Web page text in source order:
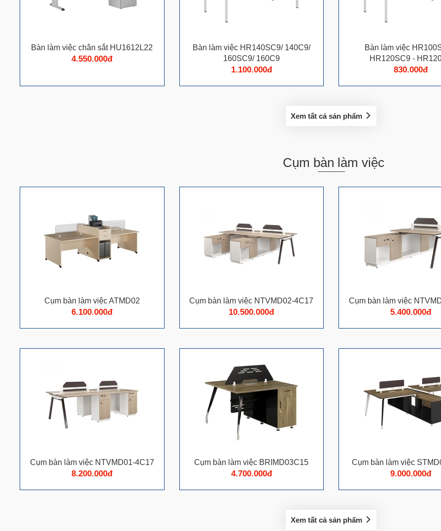
Bàn làm việc chân sắt HU1612L22
4.550.000đ
Bàn làm việc HR140SC9/ 140C9/
160SC9/ 160C9
1.100.000đ
Bàn làm việc
HR120SC9 -
830.000đ
Xem tất cả sản phẩm
Cụm bàn làm việc
Cụm bàn làm việc ATMD02
6.100.000đ
Cụm bàn làm việc NTVMD02-4C17
10.500.000đ
Cụm bàn làm việc
5.400.000đ
Cụm bàn làm việc NTVMD01-4C17
8.200.000đ
Cụm bàn làm việc BRIMD03C15
4.700.000đ
Cụm bàn làm việc
9.000.000đ
Xem tất cả sản phẩm